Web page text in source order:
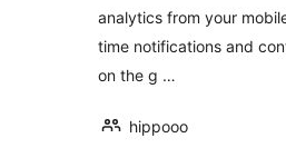
analytics from your
time notifications and
on the g …
hippooo